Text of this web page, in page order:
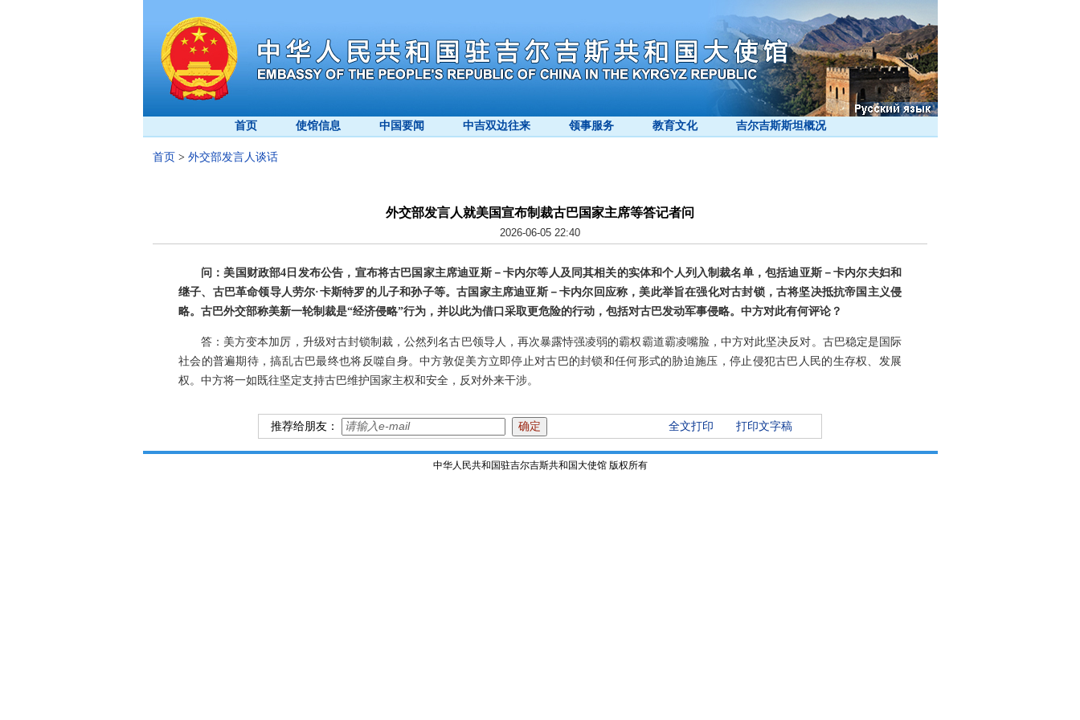
首页 使馆信息 中国要闻 中吉双边往来 领事服务 教育文化 吉尔吉斯斯坦概况
首页 > 外交部发言人谈话
外交部发言人就美国宣布制裁古巴国家主席等答记者问
2026-06-05 22:40
问：美国财政部4日发布公告，宣布将古巴国家主席迪亚斯－卡内尔等人及同其相关的实体和个人列入制裁名单，包括迪亚斯－卡内尔夫妇和
继子、古巴革命领导人劳尔·卡斯特罗的儿子和孙子等。古国家主席迪亚斯－卡内尔回应称，美此举旨在强化对古封锁，古将坚决抵抗帝国主义侵
略。古巴外交部称美新一轮制裁是“经济侵略”行为，并以此为借口采取更危险的行动，包括对古巴发动军事侵略。中方对此有何评论？
答：美方变本加厉，升级对古封锁制裁，公然列名古巴领导人，再次暴露恃强凌弱的霸权霸道霸凌嘴脸，中方对此坚决反对。古巴稳定是国际
社会的普遍期待，搞乱古巴最终也将反噬自身。中方敦促美方立即停止对古巴的封锁和任何形式的胁迫施压，停止侵犯古巴人民的生存权、发展
权。中方将一如既往坚定支持古巴维护国家主权和安全，反对外来干涉。
推荐给朋友： 全文打印 打印文字稿
中华人民共和国驻吉尔吉斯共和国大使馆 版权所有